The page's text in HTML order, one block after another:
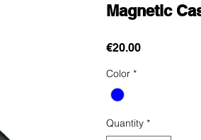
Magnetic
€20.00Price
Color *
Quantity *